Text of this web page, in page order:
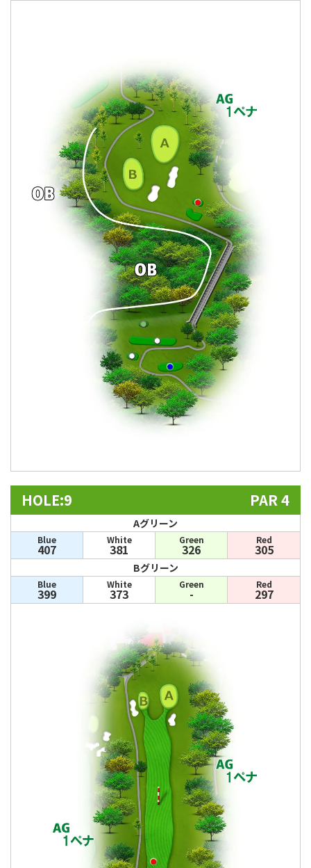
HOLE:9 PAR 4
Aグリーン
Blue
407
White
381
Green
326
Red
305
Bグリーン
Blue
399
White
373
Green
-
Red
297